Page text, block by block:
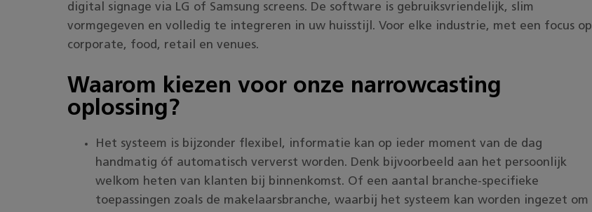
digital signage via LG of Samsung screens. De software is gebruiksvriendelijk, slim
vormgegeven en volledig te integreren in uw huisstijl. Voor elke industrie, met een focus op
corporate, food, retail en venues.
Waarom kiezen voor onze narrowcasting
oplossing?
Het systeem is bijzonder flexibel, informatie kan op ieder moment van de dag
handmatig óf automatisch ververst worden. Denk bijvoorbeeld aan het persoonlijk
welkom heten van klanten bij binnenkomst. Of een aantal branche-specifieke
toepassingen zoals de makelaarsbranche, waarbij het systeem kan worden ingezet om